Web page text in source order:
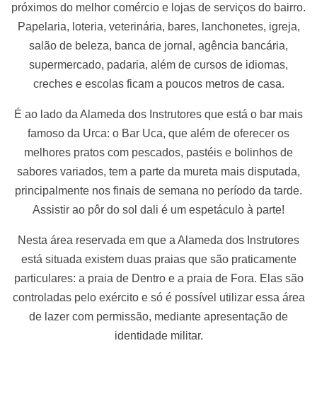
próximos do melhor comércio e lojas de serviços do bairro.
Papelaria, loteria, veterinária, bares, lanchonetes, igreja,
salão de beleza, banca de jornal, agência bancária,
supermercado, padaria, além de cursos de idiomas,
creches e escolas ficam a poucos metros de casa.
É ao lado da Alameda dos Instrutores que está o bar mais
famoso da Urca: o Bar Uca, que além de oferecer os
melhores pratos com pescados, pastéis e bolinhos de
sabores variados, tem a parte da mureta mais disputada,
principalmente nos finais de semana no período da tarde.
Assistir ao pôr do sol dali é um espetáculo à parte!
Nesta área reservada em que a Alameda dos Instrutores
está situada existem duas praias que são praticamente
particulares: a praia de Dentro e a praia de Fora. Elas são
controladas pelo exército e só é possível utilizar essa área
de lazer com permissão, mediante apresentação de
identidade militar.